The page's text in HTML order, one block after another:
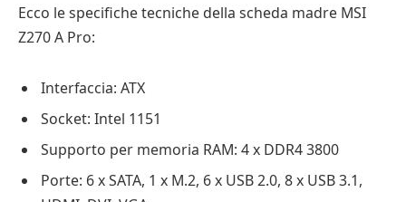
Ecco le specifiche tecniche della scheda madre MSI
Z270 A Pro:
Interfaccia: ATX
Socket: Intel 1151
Supporto per memoria RAM: 4 x DDR4 3800
Porte: 6 x SATA, 1 x M.2, 6 x USB 2.0, 8 x USB 3.1,